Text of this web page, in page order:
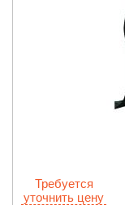
Требуется
уточнить цену